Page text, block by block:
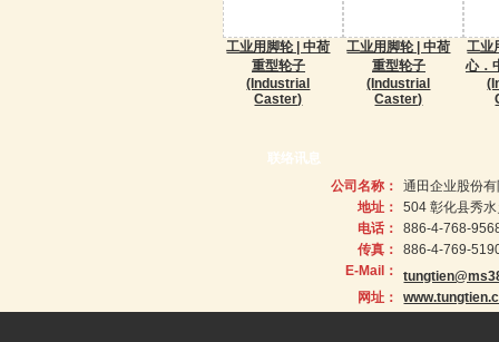
工业用脚轮 | 中荷
重型轮子
(Industrial
Caster)
工业用脚轮 | 中荷
重型轮子
(Industrial
Caster)
工业
心．
联络讯息
公司名称：
通田企业股份
地址：
504 彰化县秀
电话：
886-4-768-
传真：
886-4-769-
E-Mail：
网址：